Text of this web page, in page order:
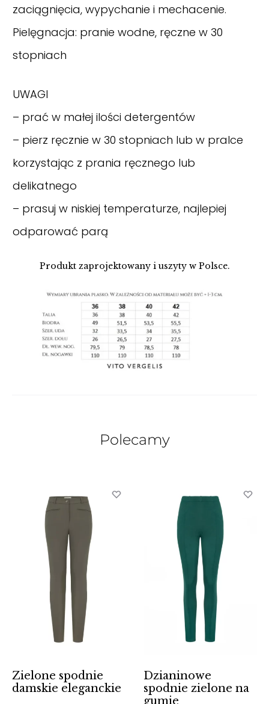
zaciągnięcia, wypychanie i mechacenie.
Pielęgnacja: pranie wodne, ręczne w 30
stopniach
UWAGI
– prać w małej ilości detergentów
– pierz ręcznie w 30 stopniach lub w pralce
korzystając z prania ręcznego lub
delikatnego
– prasuj w niskiej temperaturze, najlepiej
odparować parą
Produkt zaprojektowany i uszyty w Polsce.
Polecamy
Zielone spodnie
damskie eleganckie
Dzianinowe
spodnie zielone na
gumie